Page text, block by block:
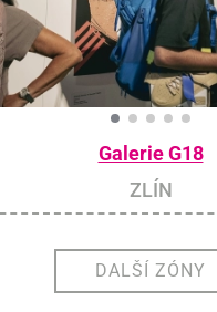
Galerie G18
ZLÍN
DALŠÍ ZÓNY